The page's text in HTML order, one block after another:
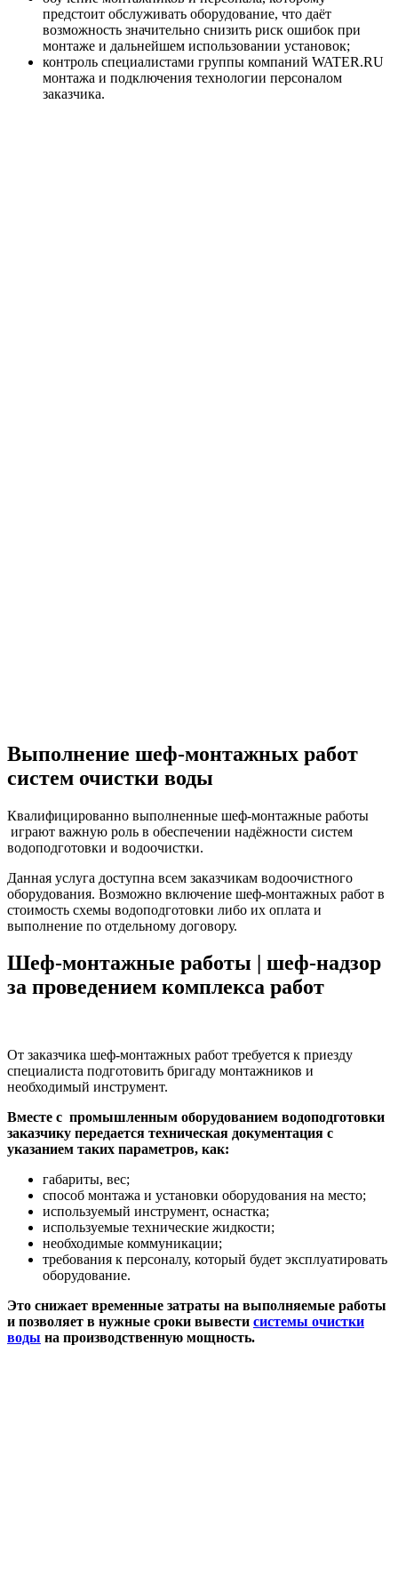
предстоит обслуживать оборудование, что даёт
возможность значительно снизить риск ошибок при
монтаже и дальнейшем использовании установок;
контроль специалистами группы компаний WATER.RU
монтажа и подключения технологии персоналом
заказчика.
Выполнение шеф-монтажных работ
систем очистки воды
Квалифицированно выполненные шеф-монтажные работы
играют важную роль в обеспечении надёжности систем
водоподготовки и водоочистки.
Данная услуга доступна всем заказчикам водоочистного
оборудования. Возможно включение шеф-монтажных работ в
стоимость схемы водоподготовки либо их оплата и
выполнение по отдельному договору.
Шеф-монтажные работы | шеф-надзор
за проведением комплекса работ
От заказчика шеф-монтажных работ требуется к приезду
специалиста подготовить бригаду монтажников и
необходимый инструмент.
Вместе с промышленным оборудованием водоподготовки
заказчику передается техническая документация с
указанием таких параметров, как:
габариты, вес;
способ монтажа и установки оборудования на место;
используемый инструмент, оснастка;
используемые технические жидкости;
необходимые коммуникации;
требования к персоналу, который будет эксплуатировать
оборудование.
Это снижает временные затраты на выполняемые работы
и позволяет в нужные сроки вывести системы очистки
воды на производственную мощность.